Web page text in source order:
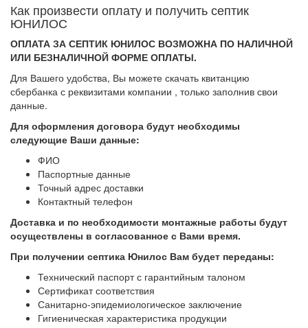
Как произвеcти оплату и получить септик
ЮНИЛОС
ОПЛАТА ЗА СЕПТИК ЮНИЛОС ВОЗМОЖНА ПО НАЛИЧНОЙ
ИЛИ БЕЗНАЛИЧНОЙ ФОРМЕ ОПЛАТЫ.
Для Вашего удобства, Вы можете скачать квитанцию
сбербанка с реквизитами компании , только заполнив свои
данные.
Для оформления договора будут необходимы
следующие Ваши данные:
ФИО
Паспортные данные
Точный адрес доставки
Контактный телефон
Доставка и по необходимости монтажные работы будут
осуществлены в согласованное с Вами время.
При получении септика Юнилос Вам будет переданы:
Технический паспорт с гарантийным талоном
Сертификат соответствия
Санитарно-эпидемиологическое заключение
Гигиеническая характеристика продукции